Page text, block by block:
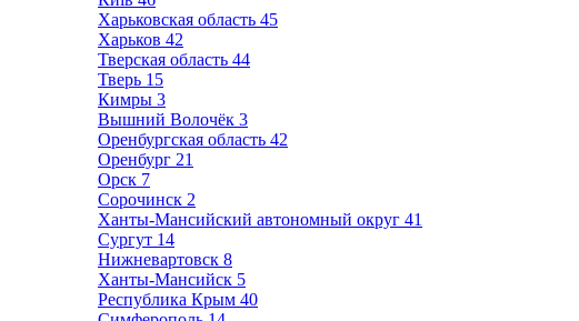
Харьковская область 45
Харьков 42
Тверская область 44
Тверь 15
Кимры 3
Вышний Волочёк 3
Оренбургская область 42
Оренбург 21
Орск 7
Сорочинск 2
Ханты-Мансийский автономный округ 41
Сургут 14
Нижневартовск 8
Ханты-Мансийск 5
Республика Крым 40